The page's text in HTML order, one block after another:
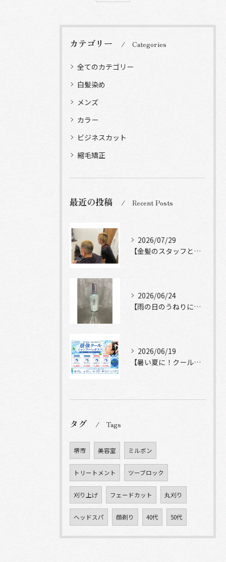
カテゴリー Categories
全てのカテゴリー
白髪染め
メンズ
カラー
ビジネスカット
縮毛矯正
最近の投稿 Recent Posts
2026/07/29
【金髪のスタッフと常連様ショット】
2026/06/24
【雨の日のうねりにストレートロック】
2026/06/19
【暑い夏に！クールシャンプーヘッドスパ】
タグ Tags
堺市 美容室 ミルボン
トリートメント ツーブロック
刈り上げ フェードカット 丸刈り
ヘッドスパ 顔剃り 40代 50代